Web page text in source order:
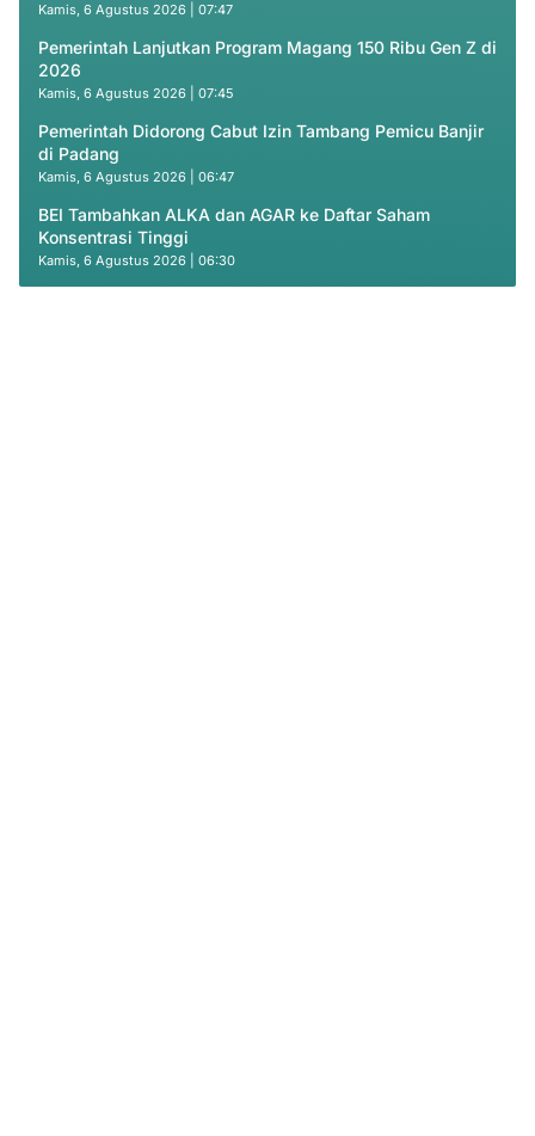
Kamis, 6 Agustus 2026 | 07:47
Pemerintah Lanjutkan Program Magang 150 Ribu Gen Z di
2026
Kamis, 6 Agustus 2026 | 07:45
Pemerintah Didorong Cabut Izin Tambang Pemicu Banjir
di Padang
Kamis, 6 Agustus 2026 | 06:47
BEI Tambahkan ALKA dan AGAR ke Daftar Saham
Konsentrasi Tinggi
Kamis, 6 Agustus 2026 | 06:30